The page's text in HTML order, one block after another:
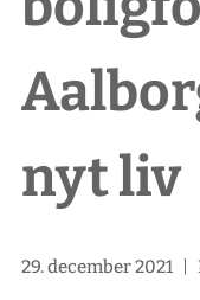
nyt liv
29. december 2021 |